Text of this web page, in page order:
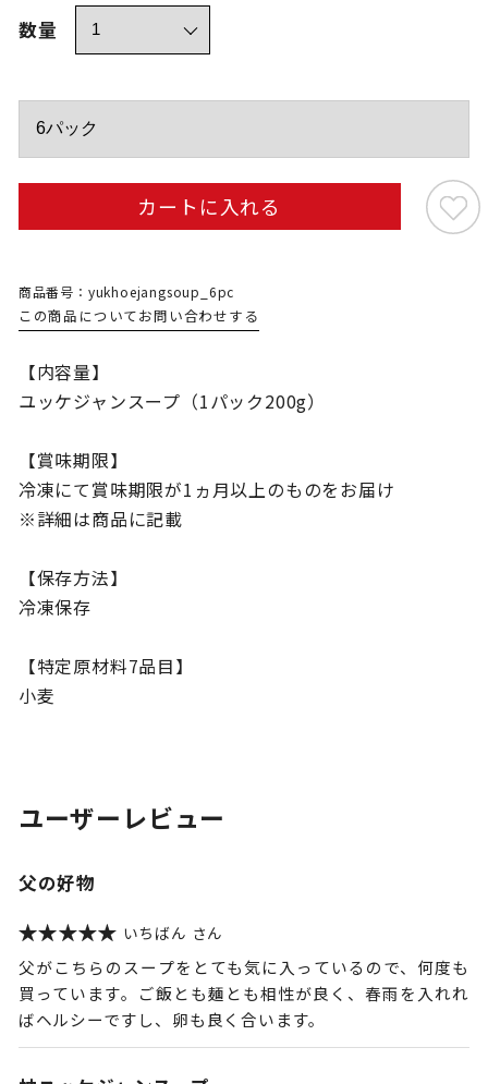
数量
カートに入れる
商品番号：yukhoejangsoup_6pc
この商品についてお問い合わせする
【内容量】
ユッケジャンスープ（1パック200g）
【賞味期限】
冷凍にて賞味期限が1ヵ月以上のものをお届け
※詳細は商品に記載
【保存方法】
冷凍保存
【特定原材料7品目】
小麦
ユーザーレビュー
父の好物
いちばん
父がこちらのスープをとても気に入っているので、何度も
買っています。ご飯とも麺とも相性が良く、春雨を入れれ
ばヘルシーですし、卵も良く合います。